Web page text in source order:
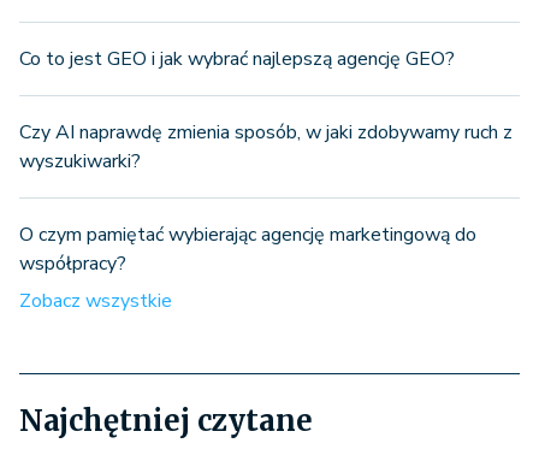
Co to jest GEO i jak wybrać najlepszą agencję GEO?
Czy AI naprawdę zmienia sposób, w jaki zdobywamy ruch z
wyszukiwarki?
O czym pamiętać wybierając agencję marketingową do
współpracy?
Zobacz wszystkie
Najchętniej czytane